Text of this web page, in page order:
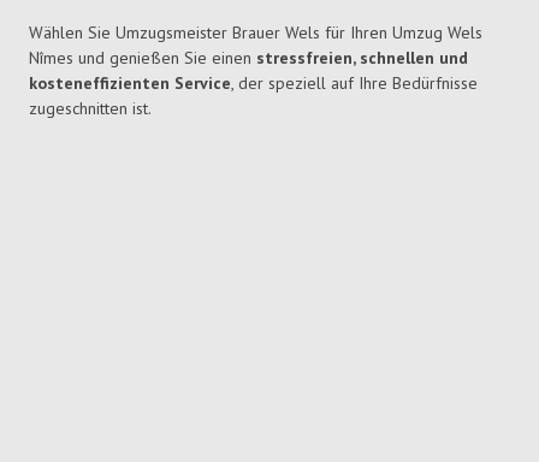
Wählen Sie Umzugsmeister Brauer Wels für Ihren Umzug Wels
Nîmes und genießen Sie einen stressfreien, schnellen und
kosteneffizienten Service, der speziell auf Ihre Bedürfnisse
zugeschnitten ist.